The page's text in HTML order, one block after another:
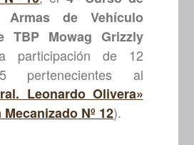
de Vehículo
TBP Mowag Grizzly
participación de 12
pertenecientes al
Leonardo Olivera»
Nº 12).